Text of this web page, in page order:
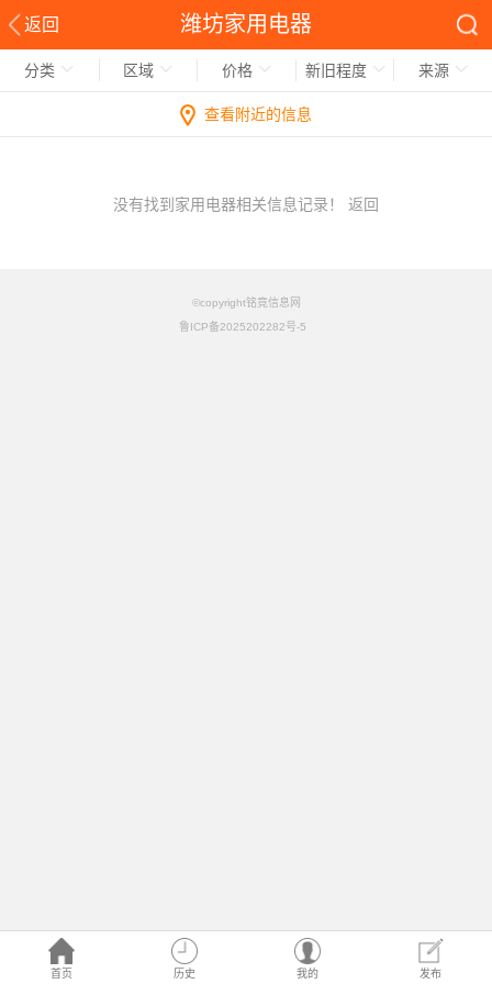
返回 潍坊家用电器
首页 历史 我的 发布
分类 区域 价格 新旧程度 来源
查看附近的信息
没有找到家用电器相关信息记录！ 返回
©copyright铭竟信息网
鲁ICP备2025202282号-5